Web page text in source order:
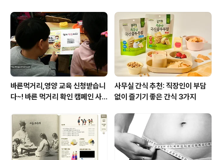
바른먹거리,영양 교육 신청받습니
다~! 바른 먹거리 확인 캠페인 사
사무실 간식 추천: 직장인이 부담
없이 즐기기 좋은 간식 3가지